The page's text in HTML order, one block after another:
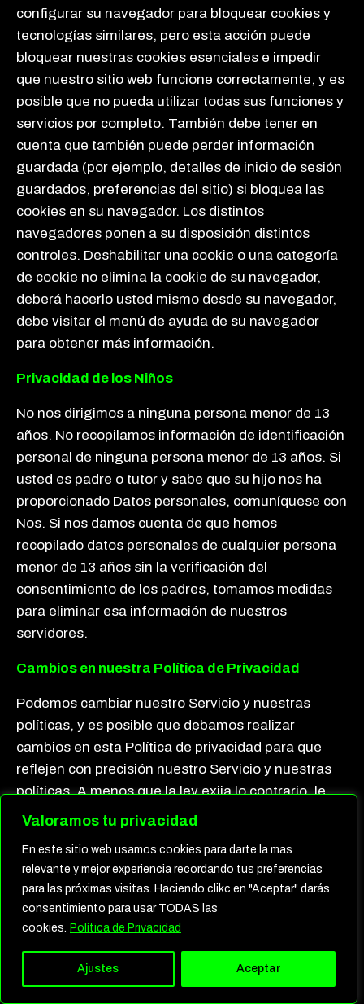
Valoramos tu privacidad
En este sitio web usamos cookies para darte la mas
relevante y mejor experiencia recordando tus preferencias
para las próximas visitas. Haciendo clikc en "Aceptar" darás
consentimiento para usar TODAS las
cookies. Política de Privacidad
Ajustes Aceptar
configurar su navegador para bloquear cookies y
tecnologías similares, pero esta acción puede
bloquear nuestras cookies esenciales e impedir
que nuestro sitio web funcione correctamente, y es
posible que no pueda utilizar todas sus funciones y
servicios por completo. También debe tener en
cuenta que también puede perder información
guardada (por ejemplo, detalles de inicio de sesión
guardados, preferencias del sitio) si bloquea las
cookies en su navegador. Los distintos
navegadores ponen a su disposición distintos
controles. Deshabilitar una cookie o una categoría
de cookie no elimina la cookie de su navegador,
deberá hacerlo usted mismo desde su navegador,
debe visitar el menú de ayuda de su navegador
para obtener más información.
Privacidad de los Niños
No nos dirigimos a ninguna persona menor de 13
años. No recopilamos información de identificación
personal de ninguna persona menor de 13 años. Si
usted es padre o tutor y sabe que su hijo nos ha
proporcionado Datos personales, comuníquese con
Nos. Si nos damos cuenta de que hemos
recopilado datos personales de cualquier persona
menor de 13 años sin la verificación del
consentimiento de los padres, tomamos medidas
para eliminar esa información de nuestros
servidores.
Cambios en nuestra Política de Privacidad
Podemos cambiar nuestro Servicio y nuestras
políticas, y es posible que debamos realizar
cambios en esta Política de privacidad para que
reflejen con precisión nuestro Servicio y nuestras
políticas. A menos que la ley exija lo contrario, le
notificaremos (por ejemplo, a través de nuestro
de privacidad y le daremos la oportunidad de
revisarlos antes de que entren en vigencia. Luego,
si continúa utilizando el Servicio, estará sujeto a la
Política de privacidad actualizada. Si no desea
actualizada, puede eliminar su cuenta.